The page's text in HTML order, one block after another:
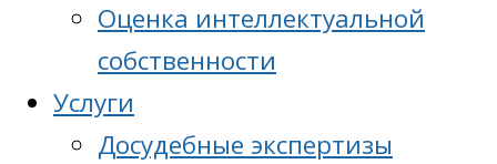
Оценка интеллектуальной
собственности
Услуги
Досудебные экспертизы